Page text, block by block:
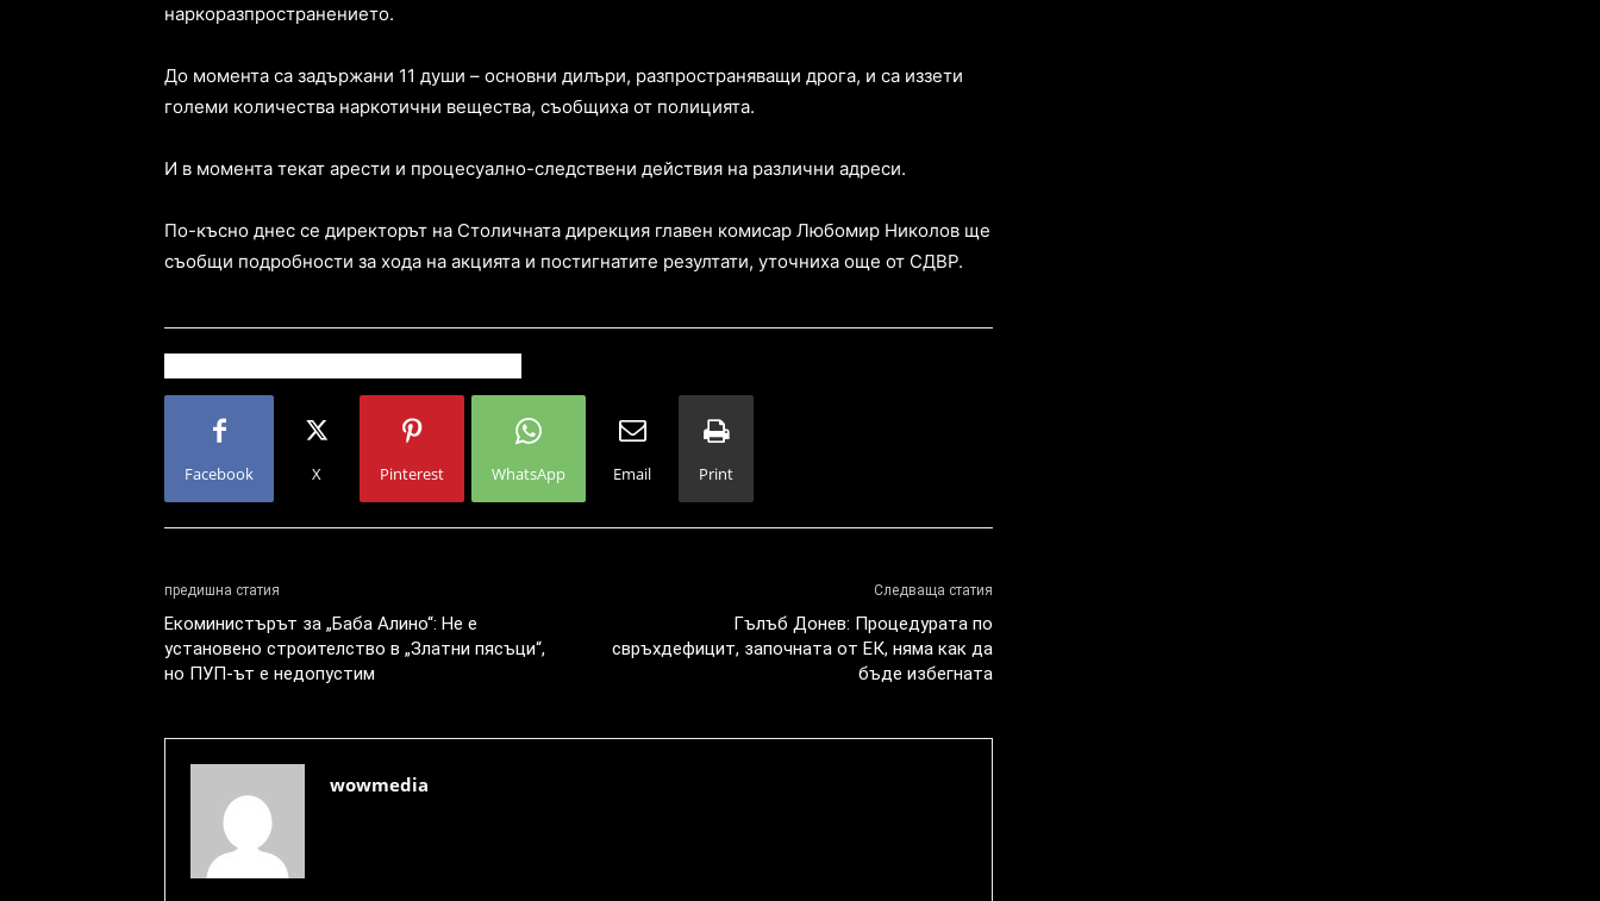
наркоразпространението.
До момента са задържани 11 души – основни дилъри, разпространяващи дрога, и са иззети
големи количества наркотични вещества, съобщиха от полицията.
И в момента текат арести и процесуално-следствени действия на различни адреси.
По-късно днес се директорът на Столичната дирекция главен комисар Любомир Николов ще
съобщи подробности за хода на акцията и постигнатите резултати, уточниха още от СДВР.
Facebook X Pinterest WhatsApp Email Print
предишна статия
Екоминистърът за „Баба Алино“: Не е
установено строителство в „Златни пясъци“,
но ПУП-ът е недопустим
Следваща статия
Гълъб Донев: Процедурата по
свръхдефицит, започната от ЕК, няма как да
бъде избегната
wowmedia